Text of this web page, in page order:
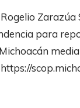
Rogelio
para